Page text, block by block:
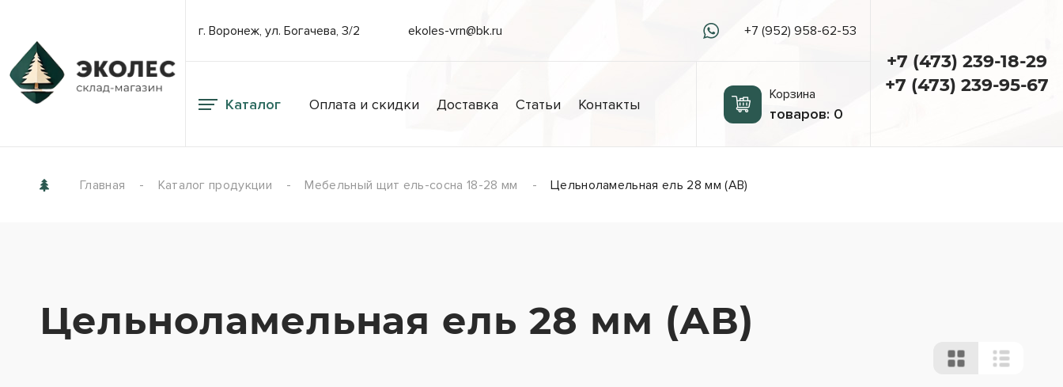
г. Воронеж, ул. Богачева, 3/2 ekoles-vrn@bk.ru +7 (952) 958-62-53
Каталог Оплата и скидки Доставка Статьи Контакты
Корзина
товаров: 0
+7 (473) 239-18-29
+7 (473) 239-95-67
Главная Каталог продукции Мебельный щит ель-сосна 18-28 мм Цельноламельная ель 28 мм (АВ)
Цельноламельная ель 28 мм (АВ)